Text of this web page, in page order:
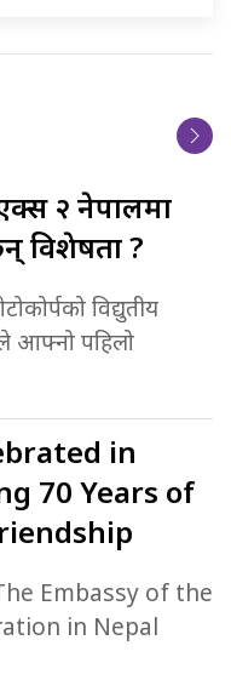
२ नेपालमा
विशेषता ?
विद्युतीय
आफ्नो पहिलो
in
70 Years of
Embassy of the
in Nepal